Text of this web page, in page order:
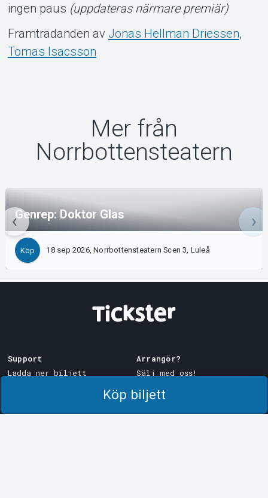
Köp biljett
ingen paus (uppdateras närmare premiär)
Framträdanden av Jonas Hellman Driessen,
Tomas Isacsson
Mer från
Norrbottensteatern
Genrep: Doktor Glas
Köp 18 sep 2026, Norrbottensteatern Scen 3, Luleå
Support
Ladda ner biljett
Arrangör?
Sälj med oss!
Logga in i Manager